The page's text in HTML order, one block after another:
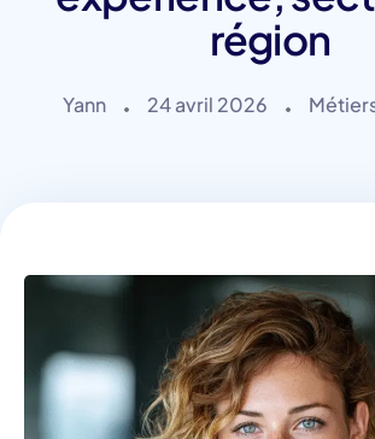
région
Yann 24 avril 2026